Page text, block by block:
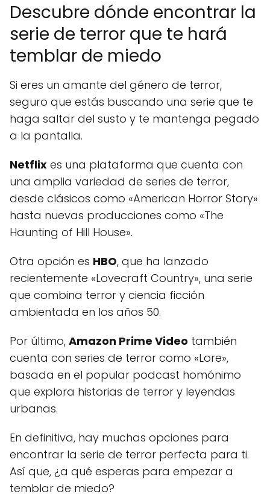
Descubre dónde encontrar la
serie de terror que te hará
temblar de miedo
Si eres un amante del género de terror,
seguro que estás buscando una serie que te
haga saltar del susto y te mantenga pegado
a la pantalla.
Netflix es una plataforma que cuenta con
una amplia variedad de series de terror,
desde clásicos como «American Horror Story»
hasta nuevas producciones como «The
Haunting of Hill House».
Otra opción es HBO, que ha lanzado
recientemente «Lovecraft Country», una serie
que combina terror y ciencia ficción
ambientada en los años 50.
Por último, Amazon Prime Video también
cuenta con series de terror como «Lore»,
basada en el popular podcast homónimo
que explora historias de terror y leyendas
urbanas.
En definitiva, hay muchas opciones para
encontrar la serie de terror perfecta para ti.
Así que, ¿a qué esperas para empezar a
temblar de miedo?